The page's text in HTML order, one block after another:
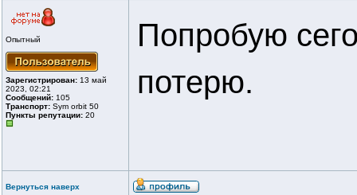
Опытный
Зарегистрирован: 13 май
2023, 02:21
Сообщений: 105
Транспорт: Sym orbit 50
Пункты репутации: 20
Попробую
потерю.
Вернуться наверх